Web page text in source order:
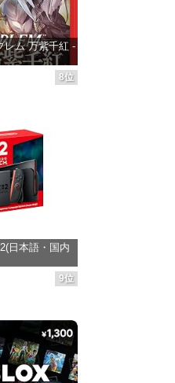
レム 万紫千紅 -
価格：¥8,979
8位
日本語・国内
価格：¥55,603
9位